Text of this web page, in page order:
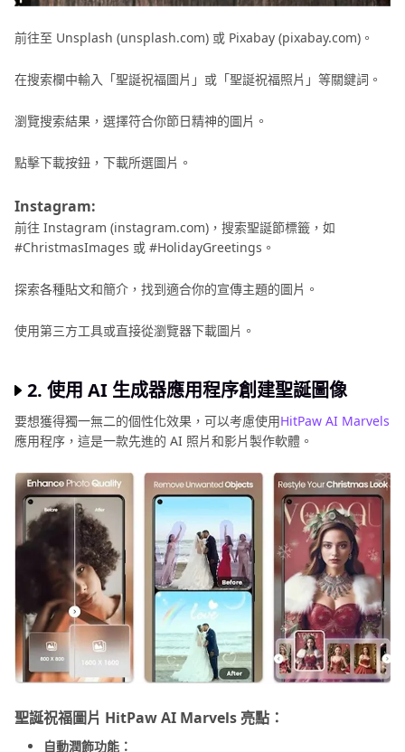
AI
創
工
多
圖
像
輯
巧
前往至 Unsplash (unsplash.com) 或 Pixabay (pixabay.com)。
在搜索欄中輸入「聖誕祝福圖片」或「聖誕祝福照片」等關鍵詞。
瀏覽搜索結果，選擇符合你節日精神的圖片。
點擊下載按鈕，下載所選圖片。
Instagram:
前往 Instagram (instagram.com)，搜索聖誕節標籤，如
#ChristmasImagеs 或 #HolidayGrееtings。
探索各種貼文和簡介，找到適合你的宣傳主題的圖片。
使用第三方工具或直接從瀏覽器下載圖片。
2. 使用 AI 生成器應用程序創建聖誕圖像
要想獲得獨一無二的個性化效果，可以考慮使用HitPaw AI Marvеls
應用程序，這是一款先進的 AI 照片和影片製作軟體。
聖誕祝福圖片 HitPaw AI Marvеls 亮點：
自動潤飾功能：